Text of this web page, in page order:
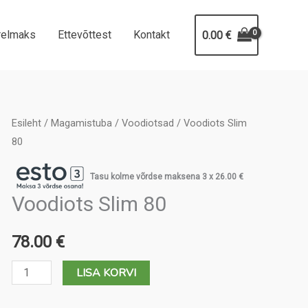
Ettevõttest Kontakt 0.00 €
Esileht/ Magamistuba/ Voodiotsad / Voodiots Slim
80
Tasu kolme võrdse maksena 3 x 26.00 €
Voodiots Slim 80
78.00 €
Voodiots
LISA KORVI